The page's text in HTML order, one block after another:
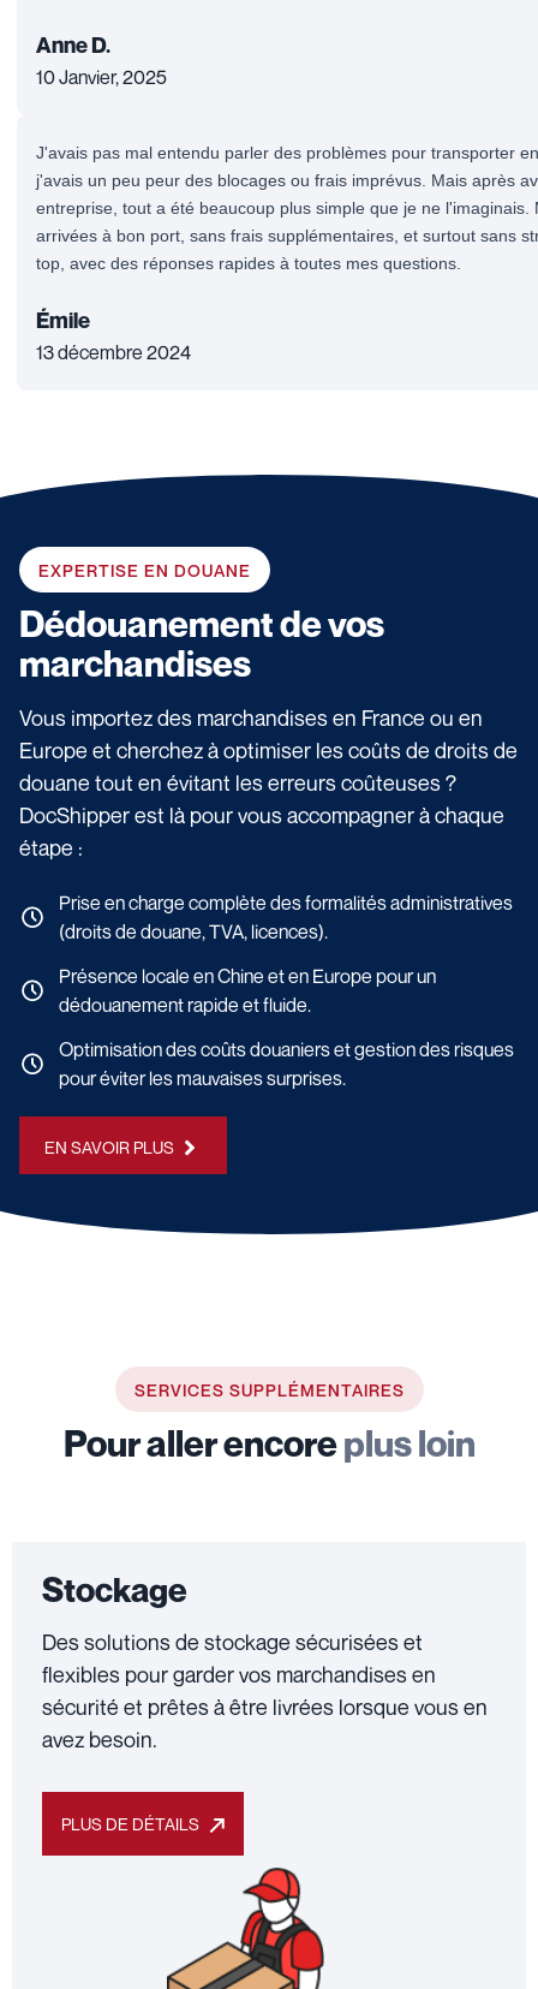
Anne D.
10 Janvier, 2025
J'avais pas mal entendu parler des problèmes pour transporter
j'avais un peu peur des blocages ou frais imprévus. Mais après
entreprise, tout a été beaucoup plus simple que je ne l'imaginais.
arrivées à bon port, sans frais supplémentaires, et surtout sans
top, avec des réponses rapides à toutes mes questions.
Émile
13 décembre 2024
EXPERTISE EN DOUANE
Dédouanement de vos
marchandises
Vous importez des marchandises en France ou en
Europe et cherchez à optimiser les coûts de droits de
douane tout en évitant les erreurs coûteuses ?
DocShipper est là pour vous accompagner à chaque
étape :
Prise en charge complète des formalités administratives
(droits de douane, TVA, licences).
Présence locale en Chine et en Europe pour un
dédouanement rapide et fluide.
Optimisation des coûts douaniers et gestion des risques
pour éviter les mauvaises surprises.
EN SAVOIR PLUS
SERVICES SUPPLÉMENTAIRES
Pour aller encoreplus loin
Stockage
Des solutions de stockage sécurisées et
flexibles pour garder vos marchandises en
sécurité et prêtes à être livrées lorsque vous en
avez besoin.
PLUS DE DÉTAILS